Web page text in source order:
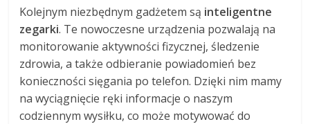
Kolejnym niezbędnym gadżetem są inteligentne
zegarki. Te nowoczesne urządzenia pozwalają na
monitorowanie aktywności fizycznej, śledzenie
zdrowia, a także odbieranie powiadomień bez
konieczności sięgania po telefon. Dzięki nim mamy
na wyciągnięcie ręki informacje o naszym
codziennym wysiłku, co może motywować do